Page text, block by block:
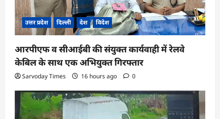
उत्तर प्रदेश दिल्ली देश विदेश
आरपीएफ व सीआईबी की संयुक्त कार्यवाही में रेलवे
केबिल के साथ एक अभियुक्त गिरफ्तार
Sarvoday Times 16 hours ago 0